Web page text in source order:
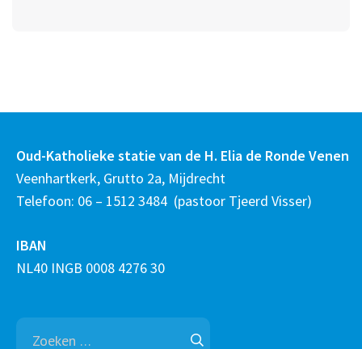
Oud-Katholieke statie van de H. Elia de Ronde Venen
Veenhartkerk, Grutto 2a, Mijdrecht
Telefoon: 06 – 1512 3484 (pastoor Tjeerd Visser)
IBAN
NL40 INGB 0008 4276 30
Zoeken